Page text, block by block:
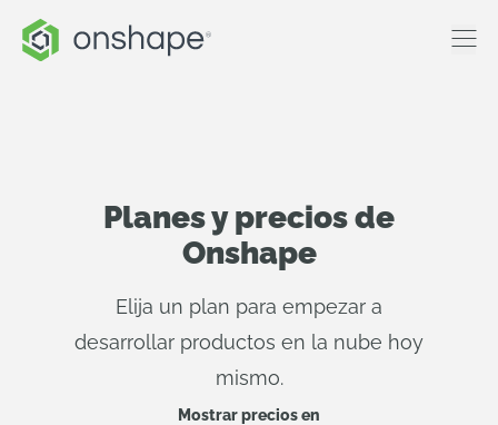
Planes y precios de
Onshape
Elija un plan para empezar a
desarrollar productos en la nube hoy
mismo.
Mostrar precios en